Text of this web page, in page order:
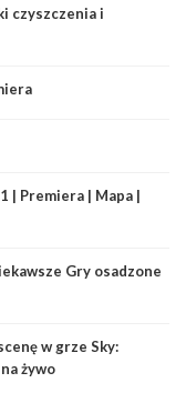
czyszczenia i
| Premiera | Mapa |
Gry osadzone
w grze Sky:
żywo